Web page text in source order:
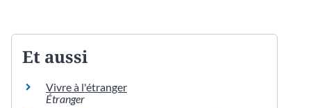
Et aussi
Vivre à l'étranger
Étranger